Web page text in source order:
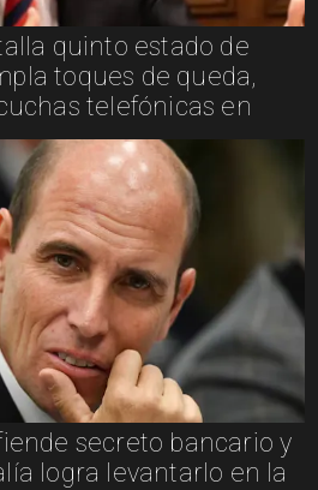
quinto estado de
toques de queda,
telefónicas en
secreto bancario y
logra levantarlo en la